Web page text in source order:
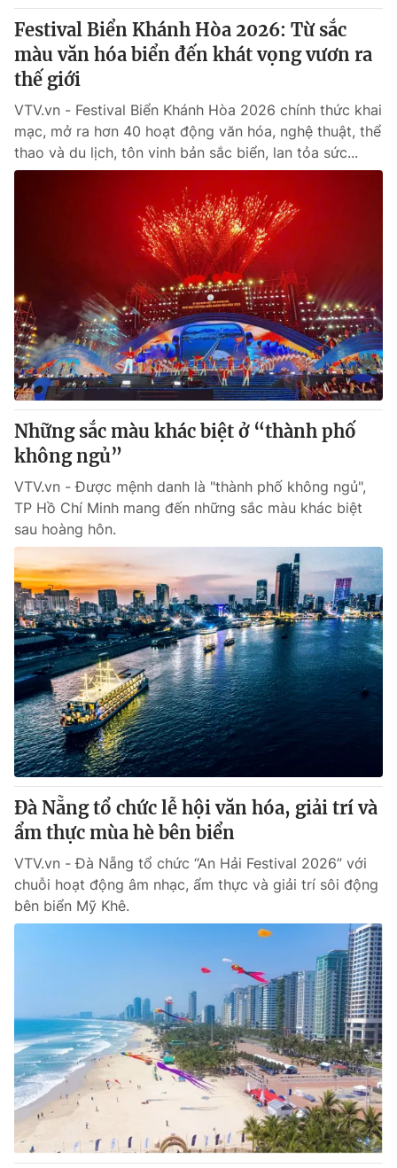
cấp ngày 29/12/2023
Tổng Biên tập:Vũ Thanh Thủy
Phó Tổng Biên tập: Nguyễn Thị Mỹ Hạnh, Phạm Quốc Thắng,
Nguyễn Trọng Ninh
024.38 355 931 - 024.38 355 932
Ðiện thoại Thời báo VTV: 024.66 897 897
Email:toasoan@vtv.vn
Liên hệ quảng cáo:024-7300.7108
® Cấm sao chép dưới mọi hình thức nếu không có sự chấp
thuận bằng văn bản. Ghi rõ nguồn VTV.vn khi phát hành lại
thông tin từ website này.
Festival Biển Khánh Hòa 2026: Từ sắc
màu văn hóa biển đến khát vọng vươn ra
thế giới
VTV.vn - Festival Biển Khánh Hòa 2026 chính thức khai
mạc, mở ra hơn 40 hoạt động văn hóa, nghệ thuật, thể
thao và du lịch, tôn vinh bản sắc biển, lan tỏa sức...
Những sắc màu khác biệt ở “thành phố
không ngủ”
VTV.vn - Được mệnh danh là "thành phố không ngủ",
TP Hồ Chí Minh mang đến những sắc màu khác biệt
sau hoàng hôn.
Đà Nẵng tổ chức lễ hội văn hóa, giải trí và
ẩm thực mùa hè bên biển
VTV.vn - Đà Nẵng tổ chức “An Hải Festival 2026” với
chuỗi hoạt động âm nhạc, ẩm thực và giải trí sôi động
bên biển Mỹ Khê.